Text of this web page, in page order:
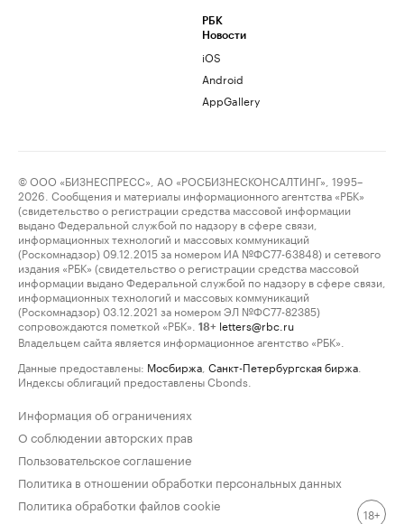
РБК
Новости
iOS
Android
AppGallery
© ООО «БИЗНЕСПРЕСС», АО «РОСБИЗНЕСКОНСАЛТИНГ», 1995–
2026. Сообщения и материалы информационного агентства «РБК»
(свидетельство о регистрации средства массовой информации
выдано Федеральной службой по надзору в сфере связи,
информационных технологий и массовых коммуникаций
(Роскомнадзор) 09.12.2015 за номером ИА №ФС77-63848) и сетевого
издания «РБК» (свидетельство о регистрации средства массовой
информации выдано Федеральной службой по надзору в сфере связи,
информационных технологий и массовых коммуникаций
(Роскомнадзор) 03.12.2021 за номером ЭЛ №ФС77-82385)
сопровождаются пометкой «РБК».
18+ letters@rbc.ru
Владельцем сайта является информационное агентство «РБК».
Данные предоставлены: Мосбиржа Санкт-Петербургская биржа
Индексы облигаций предоставлены Cbonds.
Информация об ограничениях
О соблюдении авторских прав
Пользовательское соглашение
Политика в отношении обработки персональных данных
Политика обработки файлов cookie
18+